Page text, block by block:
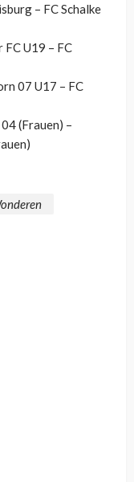
– FC Schalke
FC U19 – FC
07 U17 – FC
(Frauen) –